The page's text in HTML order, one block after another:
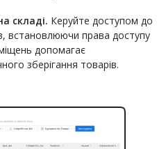
складі. Керуйте доступом до
встановлюючи права доступу
допомагає
зберігання товарів.